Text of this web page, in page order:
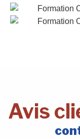
Avis